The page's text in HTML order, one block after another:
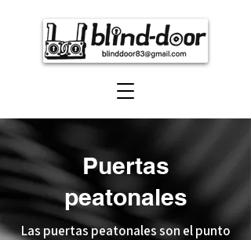
Puertas
peatonales
Las puertas peatonales son el punto